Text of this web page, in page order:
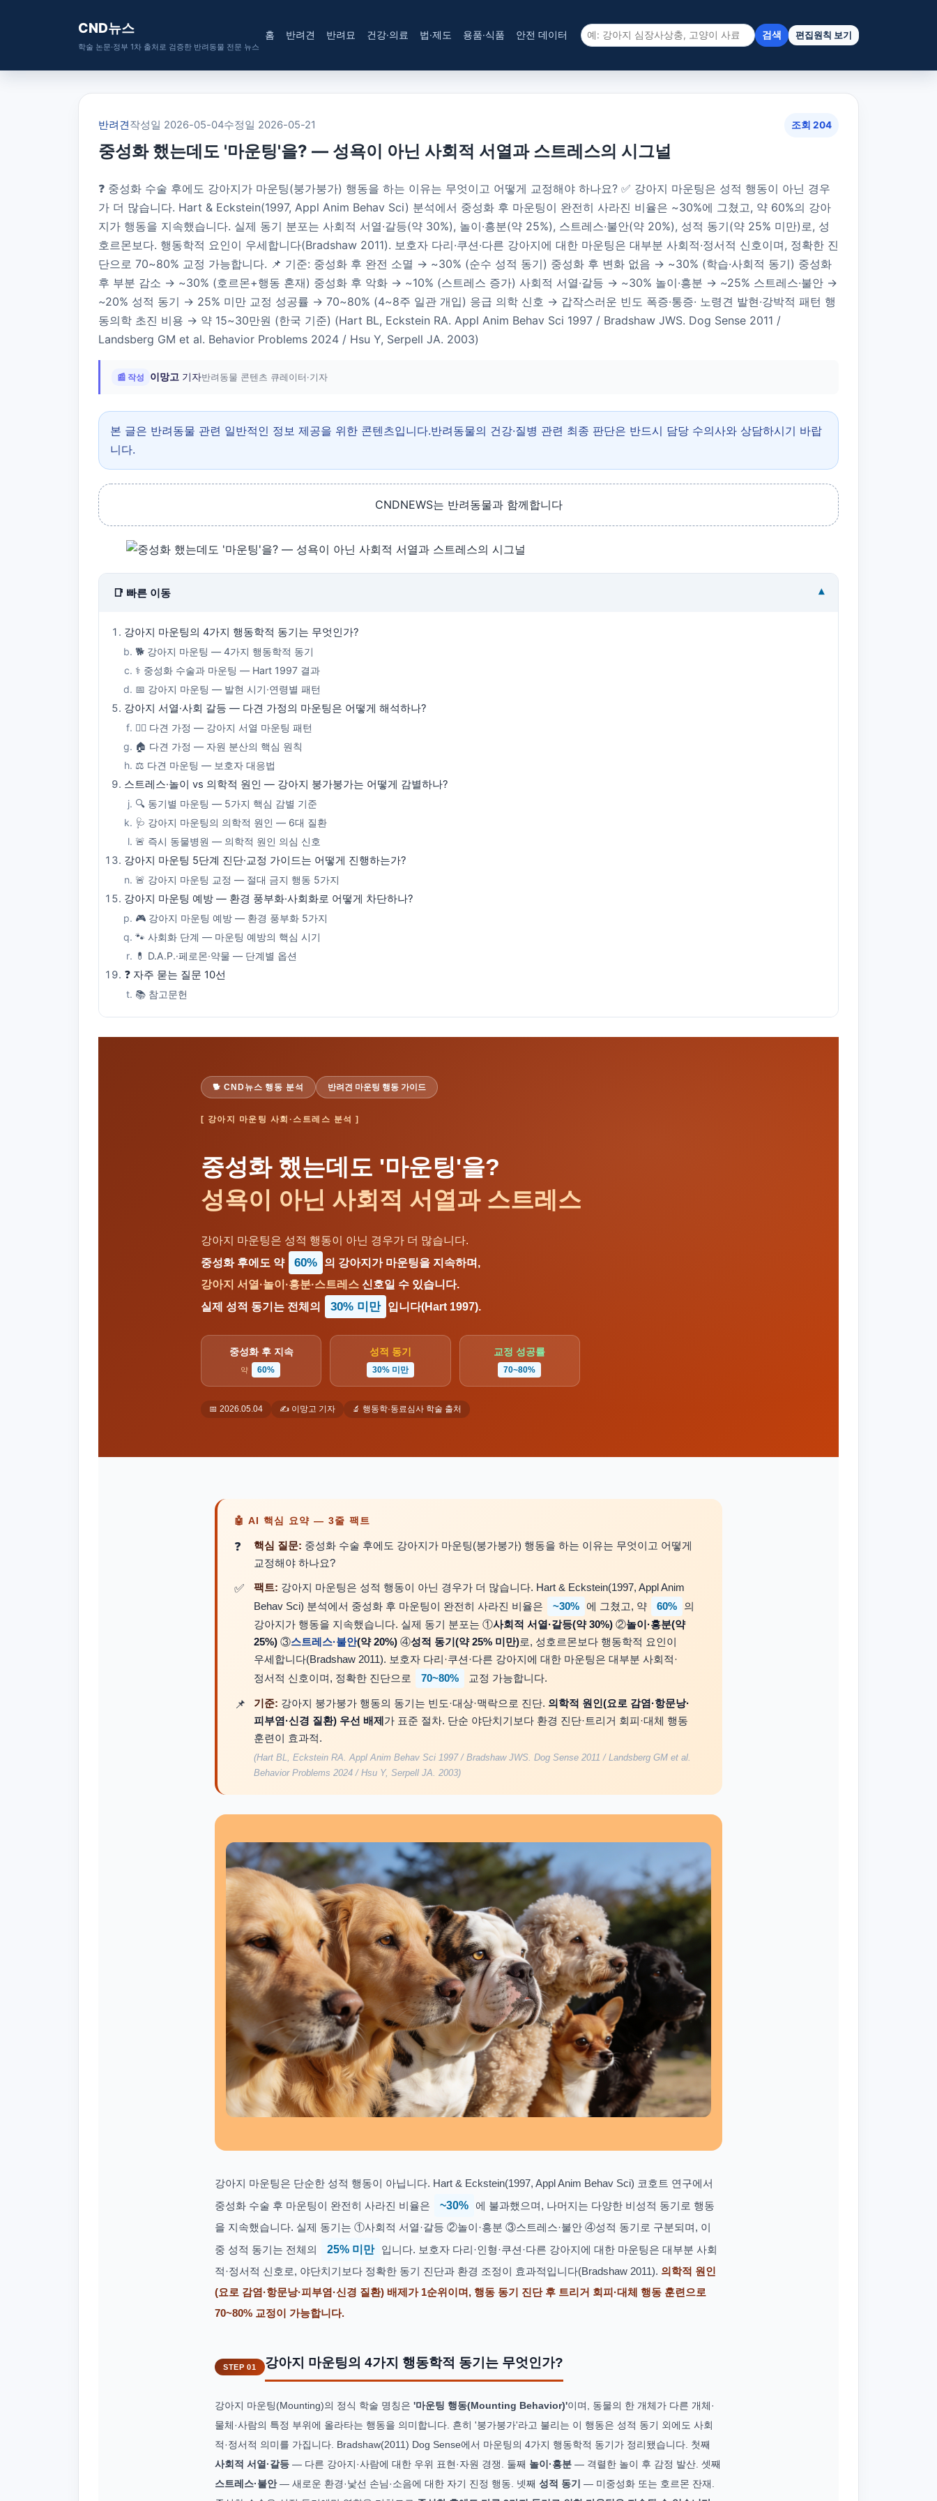
CND뉴스
학술 논문·정부 1차 출처로 검증한 반려동물 전문 뉴스
홈 반려견 반려묘 건강·의료 법·제도 용품·식품 안전 데이터 검색 편집원칙 보기
반려견작성일 2026-05-04수정일 2026-05-21 조회 204
중성화 했는데도 '마운팅'을? — 성욕이 아닌 사회적 서열과 스트레스의 시그널
❓ 중성화 수술 후에도 강아지가 마운팅(붕가붕가) 행동을 하는 이유는 무엇이고 어떻게 교정해야 하나요? ✅ 강아지 마운팅은 성적 행동이 아닌 경우
가 더 많습니다. Hart & Eckstein(1997, Appl Anim Behav Sci) 분석에서 중성화 후 마운팅이 완전히 사라진 비율은 ~30%에 그쳤고, 약 60%의 강아
지가 행동을 지속했습니다. 실제 동기 분포는 사회적 서열·갈등(약 30%), 놀이·흥분(약 25%), 스트레스·불안(약 20%), 성적 동기(약 25% 미만)로, 성
호르몬보다. 행동학적 요인이 우세합니다(Bradshaw 2011). 보호자 다리·쿠션·다른 강아지에 대한 마운팅은 대부분 사회적·정서적 신호이며, 정확한 진
단으로 70~80% 교정 가능합니다. 📌 기준: 중성화 후 완전 소멸 → ~30% (순수 성적 동기) 중성화 후 변화 없음 → ~30% (학습·사회적 동기) 중성화
후 부분 감소 → ~30% (호르몬+행동 혼재) 중성화 후 악화 → ~10% (스트레스 증가) 사회적 서열·갈등 → ~30% 놀이·흥분 → ~25% 스트레스·불안 →
~20% 성적 동기 → 25% 미만 교정 성공률 → 70~80% (4~8주 일관 개입) 응급 의학 신호 → 갑작스러운 빈도 폭증·통증· 노령견 발현·강박적 패턴 행
동의학 초진 비용 → 약 15~30만원 (한국 기준) (Hart BL, Eckstein RA. Appl Anim Behav Sci 1997 / Bradshaw JWS. Dog Sense 2011 /
Landsberg GM et al. Behavior Problems 2024 / Hsu Y, Serpell JA. 2003)
📰 작성 이망고 기자반려동물 콘텐츠 큐레이터·기자
본 글은 반려동물 관련 일반적인 정보 제공을 위한 콘텐츠입니다.반려동물의 건강·질병 관련 최종 판단은 반드시 담당 수의사와 상담하시기 바랍
니다.
CNDNEWS는 반려동물과 함께합니다
📑 빠른 이동 ▾
강아지 마운팅의 4가지 행동학적 동기는 무엇인가?
🐕 강아지 마운팅 — 4가지 행동학적 동기
⚕️ 중성화 수술과 마운팅 — Hart 1997 결과
📅 강아지 마운팅 — 발현 시기·연령별 패턴
강아지 서열·사회 갈등 — 다견 가정의 마운팅은 어떻게 해석하나?
🐕‍🦺 다견 가정 — 강아지 서열 마운팅 패턴
🏠 다견 가정 — 자원 분산의 핵심 원칙
⚖️ 다견 마운팅 — 보호자 대응법
스트레스·놀이 vs 의학적 원인 — 강아지 붕가붕가는 어떻게 감별하나?
🔍 동기별 마운팅 — 5가지 핵심 감별 기준
🩺 강아지 마운팅의 의학적 원인 — 6대 질환
🚨 즉시 동물병원 — 의학적 원인 의심 신호
강아지 마운팅 5단계 진단·교정 가이드는 어떻게 진행하는가?
🚨 강아지 마운팅 교정 — 절대 금지 행동 5가지
강아지 마운팅 예방 — 환경 풍부화·사회화로 어떻게 차단하나?
🎮 강아지 마운팅 예방 — 환경 풍부화 5가지
🐾 사회화 단계 — 마운팅 예방의 핵심 시기
💊 D.A.P.·페로몬·약물 — 단계별 옵션
❓ 자주 묻는 질문 10선
📚 참고문헌
🐕 CND뉴스 행동 분석 반려견 마운팅 행동 가이드
[ 강아지 마운팅 사회·스트레스 분석 ]
중성화 했는데도 '마운팅'을?
성욕이 아닌 사회적 서열과 스트레스
강아지 마운팅은 성적 행동이 아닌 경우가 더 많습니다.
중성화 후에도 약
60%
의 강아지가 마운팅을 지속하며,
강아지 서열·놀이·흥분·스트레스 신호일 수 있습니다.
실제 성적 동기는 전체의
30% 미만 입니다(Hart 1997).
중성화 후 지속
약 60%
성적 동기
30% 미만
교정 성공률
70~80%
📅 2026.05.04 ✍️ 이망고 기자 🔬 행동학·동료심사 학술 출처
🤖 AI 핵심 요약 — 3줄 팩트
핵심 질문: 중성화 수술 후에도 강아지가 마운팅(붕가붕가) 행동을 하는 이유는 무엇이고 어떻게
교정해야 하나요?
팩트: 강아지 마운팅은 성적 행동이 아닌 경우가 더 많습니다. Hart & Eckstein(1997, Appl Anim
Behav Sci) 분석에서 중성화 후 마운팅이 완전히 사라진 비율은
~30% 에 그쳤고, 약 60%
의
강아지가 행동을 지속했습니다. 실제 동기 분포는 ①사회적 서열·갈등(약 30%) ②놀이·흥분(약
25%) ③스트레스·불안(약 20%) ④성적 동기(약 25% 미만)로, 성호르몬보다 행동학적 요인이
우세합니다(Bradshaw 2011). 보호자 다리·쿠션·다른 강아지에 대한 마운팅은 대부분 사회적·
정서적 신호이며, 정확한 진단으로
70~80% 교정 가능합니다.
기준: 강아지 붕가붕가 행동의 동기는 빈도·대상·맥락으로 진단. 의학적 원인(요로 감염·항문낭·
피부염·신경 질환) 우선 배제 가 표준 절차. 단순 야단치기보다 환경 진단·트리거 회피·대체 행동
훈련이 효과적.
(Hart BL, Eckstein RA. Appl Anim Behav Sci 1997 / Bradshaw JWS. Dog Sense 2011 / Landsberg GM et al.
Behavior Problems 2024 / Hsu Y, Serpell JA. 2003)
강아지 마운팅은 단순한 성적 행동이 아닙니다. Hart & Eckstein(1997, Appl Anim Behav Sci) 코호트 연구에서
중성화 수술 후 마운팅이 완전히 사라진 비율은
~30%
에 불과했으며, 나머지는 다양한 비성적 동기로 행동
을 지속했습니다. 실제 동기는 ①사회적 서열·갈등 ②놀이·흥분 ③스트레스·불안 ④성적 동기로 구분되며, 이
중 성적 동기는 전체의
25% 미만
입니다. 보호자 다리·인형·쿠션·다른 강아지에 대한 마운팅은 대부분 사회
적·정서적 신호로, 야단치기보다 정확한 동기 진단과 환경 조정이 효과적입니다(Bradshaw 2011). 의학적 원인
(요로 감염·항문낭·피부염·신경 질환) 배제가 1순위이며, 행동 동기 진단 후 트리거 회피·대체 행동 훈련으로
70~80% 교정이 가능합니다.
STEP 01 강아지 마운팅의 4가지 행동학적 동기는 무엇인가?
강아지 마운팅(Mounting)의 정식 학술 명칭은 '마운팅 행동(Mounting Behavior)'이며, 동물의 한 개체가 다른 개체·
물체·사람의 특정 부위에 올라타는 행동을 의미합니다. 흔히 '붕가붕가'라고 불리는 이 행동은 성적 동기 외에도 사회
적·정서적 의미를 가집니다. Bradshaw(2011) Dog Sense에서 마운팅의 4가지 행동학적 동기가 정리됐습니다. 첫째
사회적 서열·갈등 — 다른 강아지·사람에 대한 우위 표현·자원 경쟁. 둘째 놀이·흥분 — 격렬한 놀이 후 감정 발산. 셋째
스트레스·불안— 새로운 환경·낯선 손님·소음에 대한 자기 진정 행동. 넷째 성적 동기
— 미중성화 또는 호르몬 잔재.